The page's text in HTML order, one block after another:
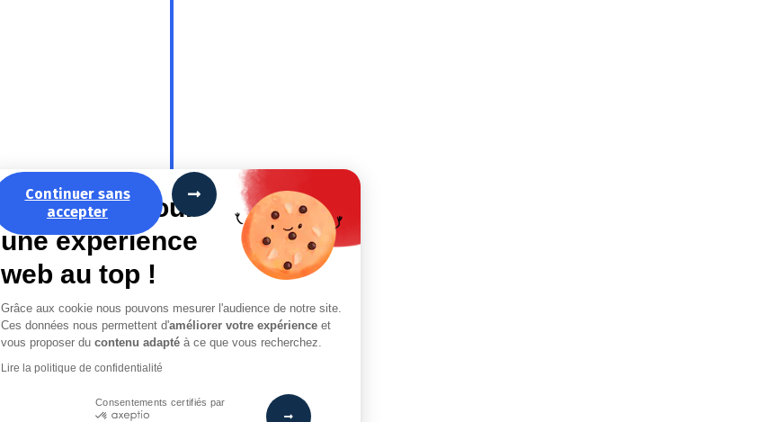
Continuer sans
accepter
La recette pour
une expérience
web au top !
Grâce aux cookie nous pouvons mesurer l'audience de notre site.
Ces données nous permettent d'améliorer votre expérience et
vous proposer du contenu adapté à ce que vous recherchez.
Lire la politique de confidentialité
Consentements certifiés par